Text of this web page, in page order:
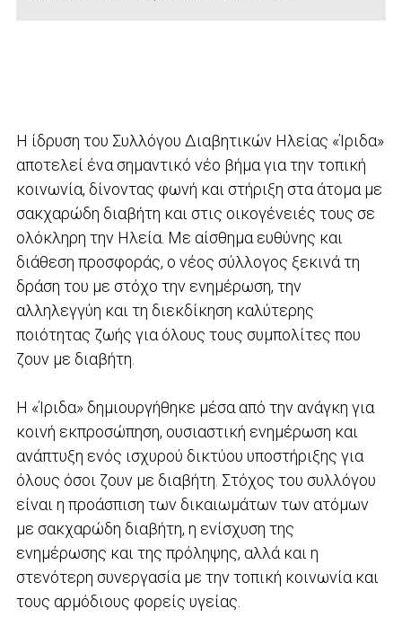
Η ίδρυση του Συλλόγου Διαβητικών Ηλείας «Ίριδα»
αποτελεί ένα σημαντικό νέο βήμα για την τοπική
κοινωνία, δίνοντας φωνή και στήριξη στα άτομα με
σακχαρώδη διαβήτη και στις οικογένειές τους σε
ολόκληρη την Ηλεία. Με αίσθημα ευθύνης και
διάθεση προσφοράς, ο νέος σύλλογος ξεκινά τη
δράση του με στόχο την ενημέρωση, την
αλληλεγγύη και τη διεκδίκηση καλύτερης
ποιότητας ζωής για όλους τους συμπολίτες που
ζουν με διαβήτη.
Η «Ίριδα» δημιουργήθηκε μέσα από την ανάγκη για
κοινή εκπροσώπηση, ουσιαστική ενημέρωση και
ανάπτυξη ενός ισχυρού δικτύου υποστήριξης για
όλους όσοι ζουν με διαβήτη. Στόχος του συλλόγου
είναι η προάσπιση των δικαιωμάτων των ατόμων
με σακχαρώδη διαβήτη, η ενίσχυση της
ενημέρωσης και της πρόληψης, αλλά και η
στενότερη συνεργασία με την τοπική κοινωνία και
τους αρμόδιους φορείς υγείας.